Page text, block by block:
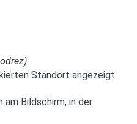
Standort angezeigt.
Bildschirm, in der